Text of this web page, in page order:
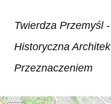
Twierdza Przemyśl
Historyczna
Przeznaczeniem